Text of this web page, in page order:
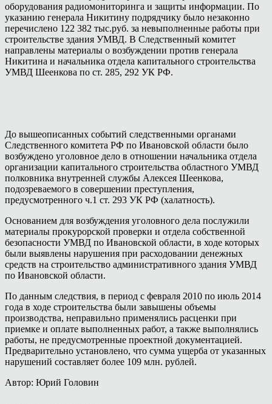
оборудования радиомониторинга и защиты информации. По
указанию генерала Никитину подрядчику было незаконно
перечислено 122 382 тыс.руб. за невыполненные работы при
строительстве здания УМВД. В Следственный комитет
направлены материалы о возбуждении против генерала
Никитина и начальника отдела капитального строительства
УМВД Шеенкова по ст. 285, 292 УК РФ.
До вышеописанных событий следственными органами
Следственного комитета РФ по Ивановской области было
возбуждено уголовное дело в отношении начальника отдела
организации капитального строительства областного УМВД
полковника внутренней службы Алексея Шеенкова,
подозреваемого в совершении преступления,
предусмотренного ч.1 ст. 293 УК РФ (халатность).
Основанием для возбуждения уголовного дела послужили
материалы прокурорской проверки и отдела собственной
безопасности УМВД по Ивановской области, в ходе которых
были выявлены нарушения при расходовании денежных
средств на строительство административного здания УМВД
по Ивановской области.
По данным следствия, в период с февраля 2010 по июль 2014
года в ходе строительства были завышены объемы
производства, неправильно применялись расценки при
приемке и оплате выполненных работ, а также выполнялись
работы, не предусмотренные проектной документацией.
Предварительно установлено, что сумма ущерба от указанных
нарушений составляет более 109 млн. рублей.
Автор: Юрий Головин